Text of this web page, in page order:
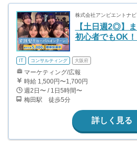
株式会社アンビエントナビ
【土日週2◎】
初心者でもOK
IT コンサルティング 大阪府
マーケティング/広報
時給 1,500円〜1,700円
週2日〜 / 1日5時間〜
梅田駅 徒歩5分
詳しく見る